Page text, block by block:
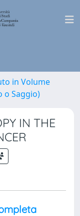
in Volume
o Saggio)
IN THE